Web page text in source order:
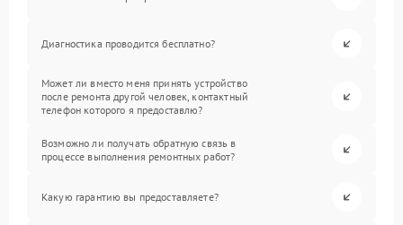
Диагностика проводится бесплатно?
Может ли вместо меня принять устройство
после ремонта другой человек, контактный
телефон которого я предоставлю?
Возможно ли получать обратную связь в
процессе выполнения ремонтных работ?
Какую гарантию вы предоставляете?